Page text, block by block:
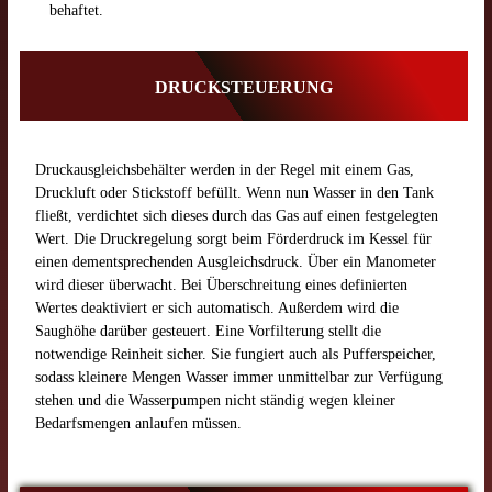
behaftet.
DRUCKSTEUERUNG
Druckausgleichsbehälter werden in der Regel mit einem Gas,
Druckluft oder Stickstoff befüllt. Wenn nun Wasser in den Tank
fließt, verdichtet sich dieses durch das Gas auf einen festgelegten
Wert. Die Druckregelung sorgt beim Förderdruck im Kessel für
einen dementsprechenden Ausgleichsdruck. Über ein Manometer
wird dieser überwacht. Bei Überschreitung eines definierten
Wertes deaktiviert er sich automatisch. Außerdem wird die
Saughöhe darüber gesteuert. Eine Vorfilterung stellt die
notwendige Reinheit sicher. Sie fungiert auch als Pufferspeicher,
sodass kleinere Mengen Wasser immer unmittelbar zur Verfügung
stehen und die Wasserpumpen nicht ständig wegen kleiner
Bedarfsmengen anlaufen müssen.